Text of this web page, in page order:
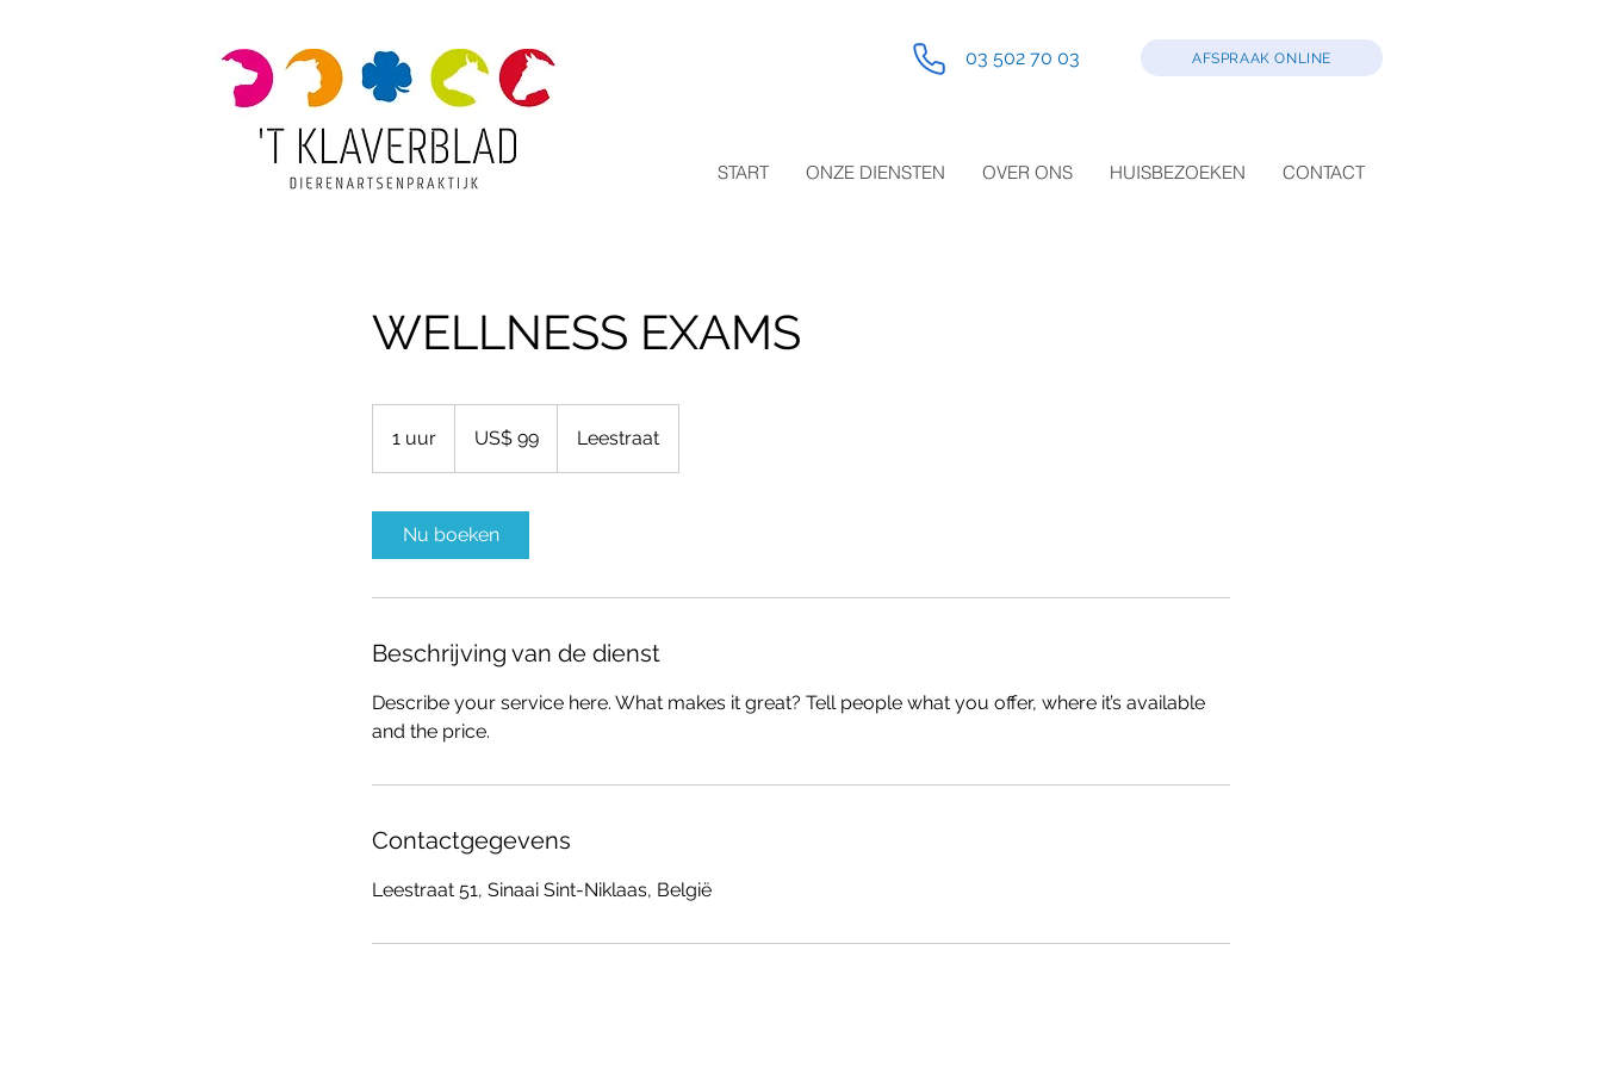
03 502 70 03 AFSPRAAK ONLINE
START ONZE DIENSTEN OVER ONS HUISBEZOEKEN CONTACT
WELLNESS EXAMS
1 uur
u
dollarUS$ 99 Leestraat
Nu boeken
Beschrijving van de dienst
Describe your service here. What makes it great? Tell people what you offer, where it’s available
and the price.
Contactgegevens
Leestraat 51, Sinaai Sint-Niklaas, België